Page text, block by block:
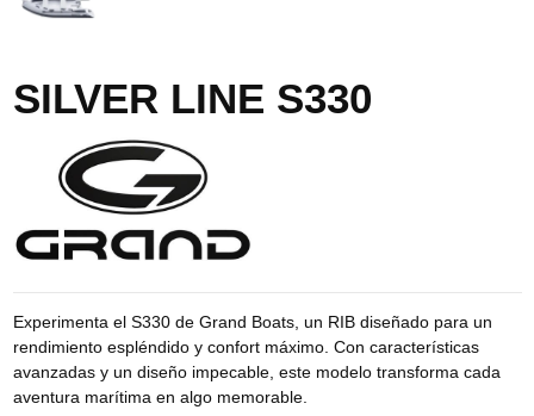
SILVER LINE S330
Experimenta el S330 de Grand Boats, un RIB diseñado para un
rendimiento espléndido y confort máximo. Con características
avanzadas y un diseño impecable, este modelo transforma cada
aventura marítima en algo memorable.